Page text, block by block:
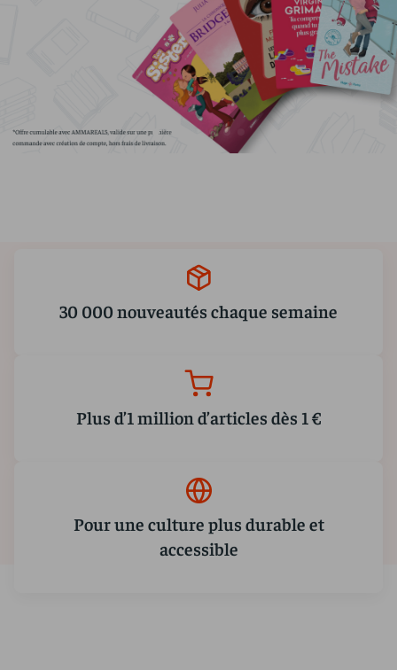
30 000 nouveautés chaque semaine
Plus d’1 million d’articles dès 1 €
Pour une culture plus durable et
accessible